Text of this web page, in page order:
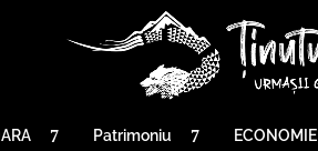
Patrimoniu ECONOMIE